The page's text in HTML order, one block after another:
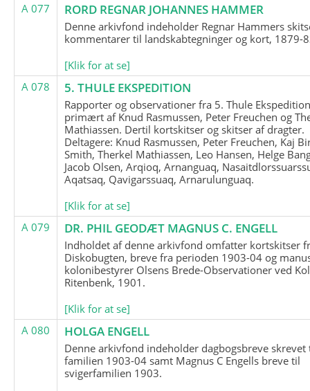
A 077
RORD REGNAR JOHANNES HAMMER
Denne arkivfond indeholder Regnar Hammers
kommentarer til landskabtegninger og kort, 1879-
[Klik for at se]
A 078
5. THULE EKSPEDITION
Rapporter og observationer fra 5. Thule
primært af Knud Rasmussen, Peter Freuchen og
Mathiassen. Dertil kortskitser og skitser af dragter.
Deltagere: Knud Rasmussen, Peter Freuchen, Kaj
Smith, Therkel Mathiassen, Leo Hansen, Helge
Jacob Olsen, Arqioq, Arnanguaq,
Aqatsaq, Qavigarssuaq, Arnarulunguaq.
[Klik for at se]
A 079
DR. PHIL GEODÆT MAGNUS C. ENGELL
Indholdet af denne arkivfond omfatter kortskitser
Diskobugten, breve fra perioden 1903-04 og
kolonibestyrer Olsens Brede-Observationer ved
Ritenbenk, 1901.
[Klik for at se]
A 080
HOLGA ENGELL
Denne arkivfond indeholder dagbogsbreve skrevet
familien 1903-04 samt Magnus C Engells breve til
svigerfamilien 1903.